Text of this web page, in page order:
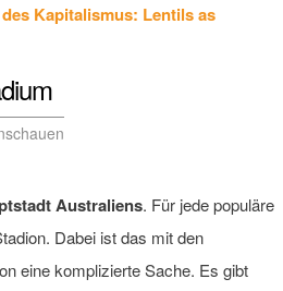
Kapitalismus: Lentils as
Australiens. Für jede populäre
Dabei ist das mit den
eine komplizierte Sache. Es gibt